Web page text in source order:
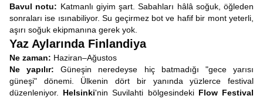
Bavul notu: Katmanlı giyim şart. Sabahları hâlâ soğuk, öğleden
sonraları ise ısınabiliyor. Su geçirmez bot ve hafif bir mont yeterli,
aşırı soğuk ekipmanına gerek yok.
Yaz Aylarında Finlandiya
Ne zaman: Haziran–Ağustos
Ne yapılır: Güneşin neredeyse hiç batmadığı "gece yarısı
güneşi" dönemi. Ülkenin dört bir yanında yüzlerce festival
düzenleniyor. Helsinki'nin Suvilahti bölgesindeki Flow Festival